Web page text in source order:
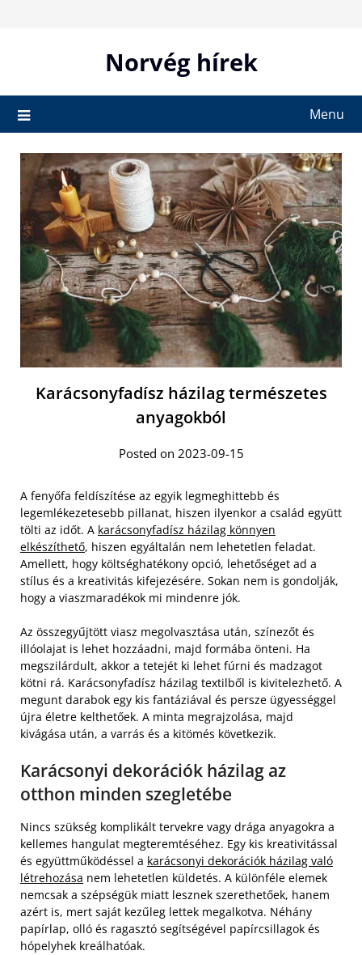
Norvég hírek
Menu
Karácsonyfadísz házilag természetes
anyagokból
Posted on 2023-09-15
A fenyőfa feldíszítése az egyik legmeghittebb és
legemlékezetesebb pillanat, hiszen ilyenkor a család együtt
tölti az időt. A karácsonyfadísz házilag könnyen
elkészíthető, hiszen egyáltalán nem lehetetlen feladat.
Amellett, hogy költséghatékony opció, lehetőséget ad a
stílus és a kreativitás kifejezésére. Sokan nem is gondolják,
hogy a viaszmaradékok mi mindenre jók.
Az összegyűjtött viasz megolvasztása után, színezőt és
illóolajat is lehet hozzáadni, majd formába önteni. Ha
megszilárdult, akkor a tetejét ki lehet fúrni és madzagot
kötni rá. Karácsonyfadísz házilag textilből is kivitelezhető. A
megunt darabok egy kis fantáziával és persze ügyességgel
újra életre kelthetőek. A minta megrajzolása, majd
kivágása után, a varrás és a kitömés következik.
Karácsonyi dekorációk házilag az
otthon minden szegletébe
Nincs szükség komplikált tervekre vagy drága anyagokra a
kellemes hangulat megteremtéséhez. Egy kis kreativitással
és együttműködéssel a karácsonyi dekorációk házilag való
létrehozása nem lehetetlen küldetés. A különféle elemek
nemcsak a szépségük miatt lesznek szerethetőek, hanem
azért is, mert saját kezűleg lettek megalkotva. Néhány
papírlap, olló és ragasztó segítségével papírcsillagok és
hópelyhek kreálhatóak.